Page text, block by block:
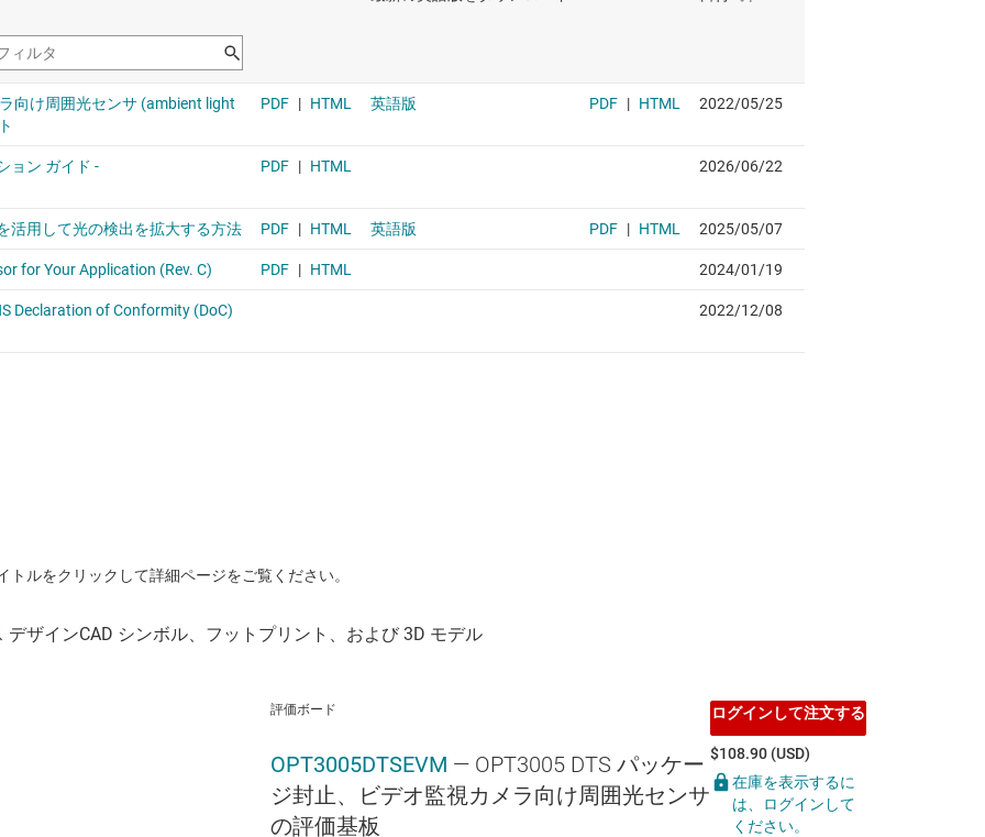
ルをクリックして詳細ページをご覧ください。
評価ボード
OPT3005DTSEVM — OPT3005 DTS パッケー
ジ封止、ビデオ監視カメラ向け周囲光センサ
の評価基板
ログインして注文する
$108.90 (USD)
在庫を表示するに
は、ログインして
ください。